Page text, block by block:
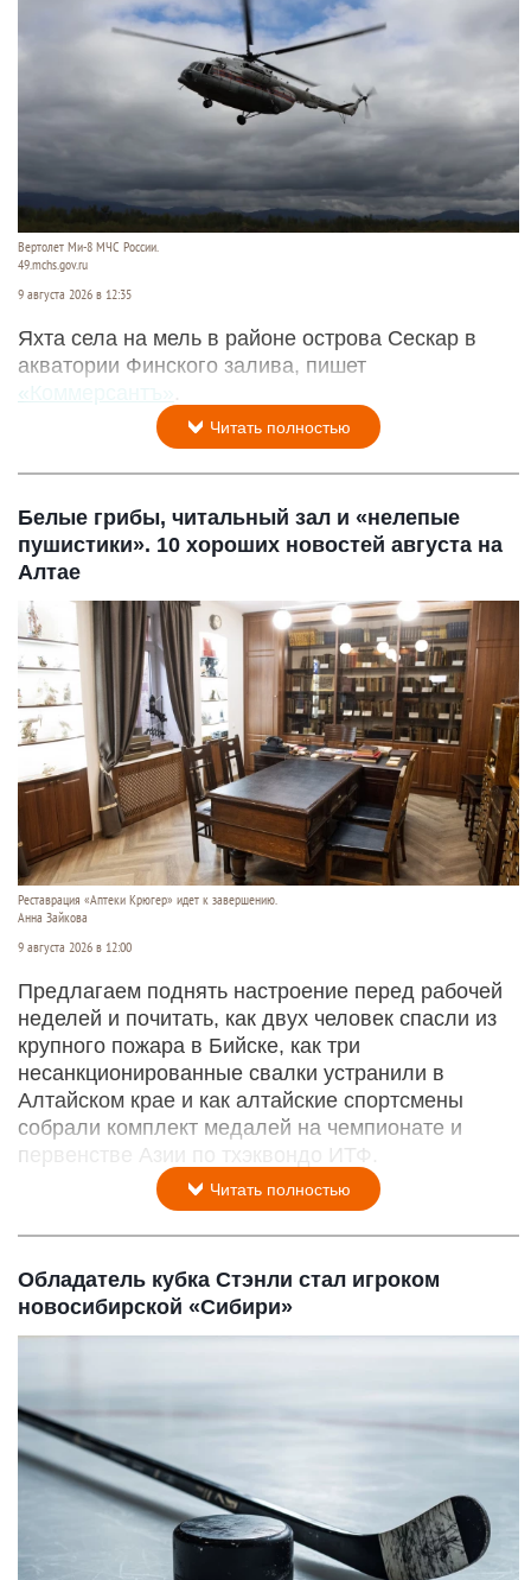
Вертолет Ми-8 МЧС России.
49.mchs.gov.ru
9 августа 2026 в 12:35
Яхта села на мель в районе острова Сескар в
акватории Финского залива, пишет
«Коммерсантъ»
Читать полностью
Белые грибы, читальный зал и «нелепые
пушистики». 10 хороших новостей августа на
Алтае
Реставрация «Аптеки Крюгер» идет к завершению.
Анна Зайкова
9 августа 2026 в 12:00
Предлагаем поднять настроение перед рабочей
неделей и почитать, как двух человек спасли из
крупного пожара в Бийске, как три
несанкционированные свалки устранили в
Алтайском крае и как алтайские спортсмены
собрали комплект медалей на чемпионате и
первенстве Азии по тхэквондо ИТФ.
Читать полностью
Обладатель кубка Стэнли стал игроком
новосибирской «Сибири»